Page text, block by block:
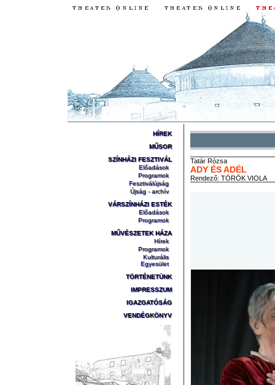
HÍREK
MŰSOR
SZÍNHÁZI FESZTIVÁL
Előadások
Programok
Fesztiválújság
Újság - archív
VÁRSZÍNHÁZI ESTÉK
Előadások
Programok
MŰVÉSZETEK HÁZA
Hírek
Programok
Kulturális
Egyesület
TÖRTÉNETÜNK
IMPRESSZUM
IGAZGATÓSÁG
VENDÉGKÖNYV
Tatár Rózsa
ADY ÉS ADÉL
Rendező: TÖRÖK VIOLA